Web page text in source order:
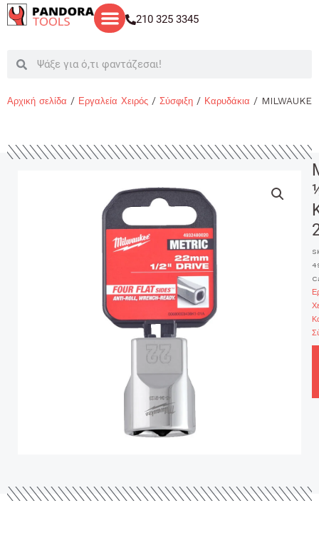
Μετάβαση
στο
210 325 3345
SearchSearch
Αρχική σελίδα / Εργαλεία Χειρός / Σύσφιξη / Καρυδάκια /